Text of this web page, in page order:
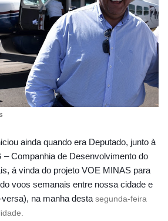
ainda quando era Deputado, junto à
– Companhia de Desenvolvimento do
á vinda do projeto VOE MINAS para
voos semanais entre nossa cidade e
na manha desta segunda-feira